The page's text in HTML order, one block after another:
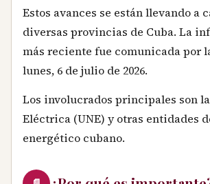
Estos avances se están llevando a
diversas provincias de Cuba. La
más reciente fue comunicada por
lunes, 6 de julio de 2026.
Los involucrados principales son
Eléctrica (UNE) y otras entidades
energético cubano.